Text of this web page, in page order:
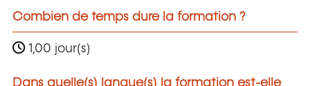
Combien de temps dure la formation ?
1,00 jour(s)
Dans quelle(s) langue(s) la formation est-elle